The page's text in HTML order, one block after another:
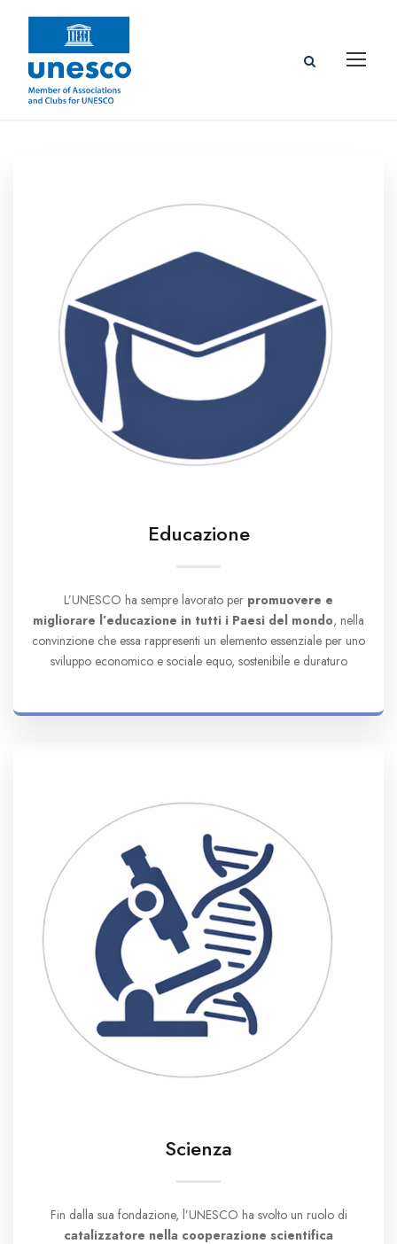
Educazione
L’UNESCO ha sempre lavorato per promuovere e
migliorare l’educazione in tutti i Paesi del mondo, nella
convinzione che essa rappresenti un elemento essenziale per uno
sviluppo economico e sociale equo, sostenibile e duraturo
Scienza
Fin dalla sua fondazione, l’UNESCO ha svolto un ruolo di
catalizzatore nella cooperazione scientifica